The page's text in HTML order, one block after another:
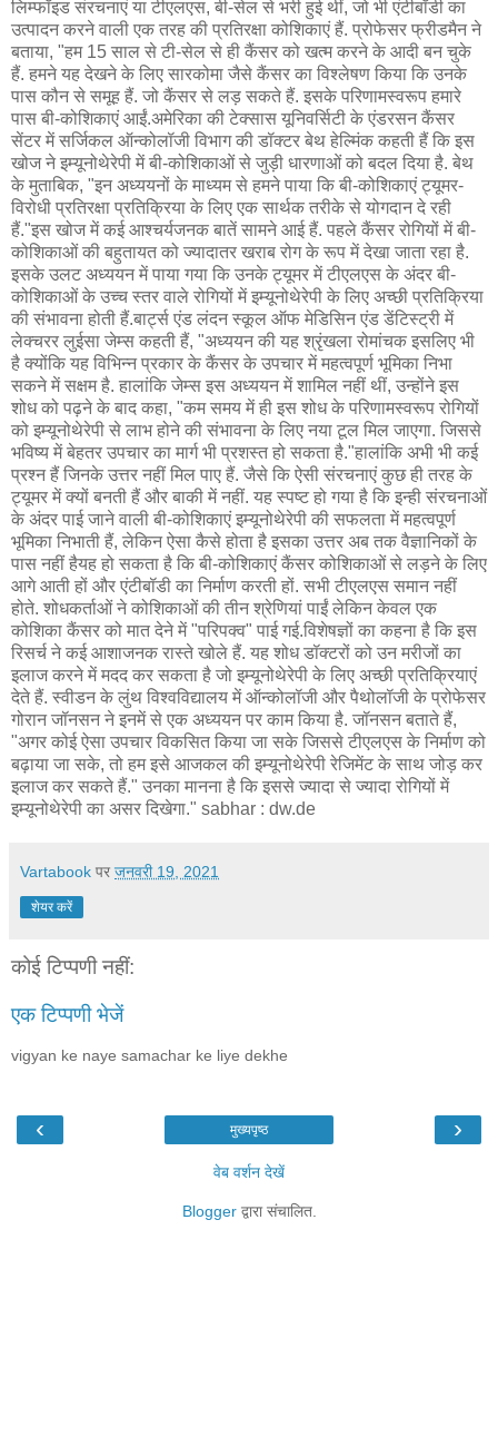
लिम्फॉइड संरचनाएं या टीएलएस, बी-सेल से भरी हुई थीं, जो भी एंटीबॉडी का
उत्पादन करने वाली एक तरह की प्रतिरक्षा कोशिकाएं हैं. प्रोफेसर फ्रीडमैन ने
बताया, "हम 15 साल से टी-सेल से ही कैंसर को खत्म करने के आदी बन चुके
हैं. हमने यह देखने के लिए सारकोमा जैसे कैंसर का विश्लेषण किया कि उनके
पास कौन से समूह हैं. जो कैंसर से लड़ सकते हैं. इसके परिणामस्वरूप हमारे
पास बी-कोशिकाएं आईं.अमेरिका की टेक्सास यूनिवर्सिटी के एंडरसन कैंसर
सेंटर में सर्जिकल ऑन्कोलॉजी विभाग की डॉक्टर बेथ हेल्मिंक कहती हैं कि इस
खोज ने इम्यूनोथेरेपी में बी-कोशिकाओं से जुड़ी धारणाओं को बदल दिया है. बेथ
के मुताबिक, "इन अध्ययनों के माध्यम से हमने पाया कि बी-कोशिकाएं ट्यूमर-
विरोधी प्रतिरक्षा प्रतिक्रिया के लिए एक सार्थक तरीके से योगदान दे रही
हैं."इस खोज में कई आश्चर्यजनक बातें सामने आई हैं. पहले कैंसर रोगियों में बी-
कोशिकाओं की बहुतायत को ज्यादातर खराब रोग के रूप में देखा जाता रहा है.
इसके उलट अध्ययन में पाया गया कि उनके ट्यूमर में टीएलएस के अंदर बी-
कोशिकाओं के उच्च स्तर वाले रोगियों में इम्यूनोथेरेपी के लिए अच्छी प्रतिक्रिया
की संभावना होती हैं.बार्ट्स एंड लंदन स्कूल ऑफ मेडिसिन एंड डेंटिस्ट्री में
लेक्चरर लुईसा जेम्स कहती हैं, "अध्ययन की यह श्रृंखला रोमांचक इसलिए भी
है क्योंकि यह विभिन्न प्रकार के कैंसर के उपचार में महत्वपूर्ण भूमिका निभा
सकने में सक्षम है. हालांकि जेम्स इस अध्ययन में शामिल नहीं थीं, उन्होंने इस
शोध को पढ़ने के बाद कहा, "कम समय में ही इस शोध के परिणामस्वरूप रोगियों
को इम्यूनोथेरेपी से लाभ होने की संभावना के लिए नया टूल मिल जाएगा. जिससे
भविष्य में बेहतर उपचार का मार्ग भी प्रशस्त हो सकता है."हालांकि अभी भी कई
प्रश्न हैं जिनके उत्तर नहीं मिल पाए हैं. जैसे कि ऐसी संरचनाएं कुछ ही तरह के
ट्यूमर में क्यों बनती हैं और बाकी में नहीं. यह स्पष्ट हो गया है कि इन्ही संरचनाओं
के अंदर पाई जाने वाली बी-कोशिकाएं इम्यूनोथेरेपी की सफलता में महत्वपूर्ण
भूमिका निभाती हैं, लेकिन ऐसा कैसे होता है इसका उत्तर अब तक वैज्ञानिकों के
पास नहीं हैयह हो सकता है कि बी-कोशिकाएं कैंसर कोशिकाओं से लड़ने के लिए
आगे आती हों और एंटीबॉडी का निर्माण करती हों. सभी टीएलएस समान नहीं
होते. शोधकर्ताओं ने कोशिकाओं की तीन श्रेणियां पाईं लेकिन केवल एक
कोशिका कैंसर को मात देने में "परिपक्व" पाई गई.विशेषज्ञों का कहना है कि इस
रिसर्च ने कई आशाजनक रास्ते खोले हैं. यह शोध डॉक्टरों को उन मरीजों का
इलाज करने में मदद कर सकता है जो इम्यूनोथेरेपी के लिए अच्छी प्रतिक्रियाएं
देते हैं. स्वीडन के लुंथ विश्वविद्यालय में ऑन्कोलॉजी और पैथोलॉजी के प्रोफेसर
गोरान जॉनसन ने इनमें से एक अध्ययन पर काम किया है. जॉनसन बताते हैं,
"अगर कोई ऐसा उपचार विकसित किया जा सके जिससे टीएलएस के निर्माण को
बढ़ाया जा सके, तो हम इसे आजकल की इम्यूनोथेरेपी रेजिमेंट के साथ जोड़ कर
इलाज कर सकते हैं." उनका मानना है कि इससे ज्यादा से ज्यादा रोगियों में
इम्यूनोथेरेपी का असर दिखेगा." sabhar : dw.de
Vartabook पर जनवरी 19, 2021
शेयर करें
कोई टिप्पणी नहीं:
एक टिप्पणी भेजें
vigyan ke naye samachar ke liye dekhe
‹ ›
मुख्यपृष्ठ
वेब वर्शन देखें
Bloggerद्वारा संचालित.